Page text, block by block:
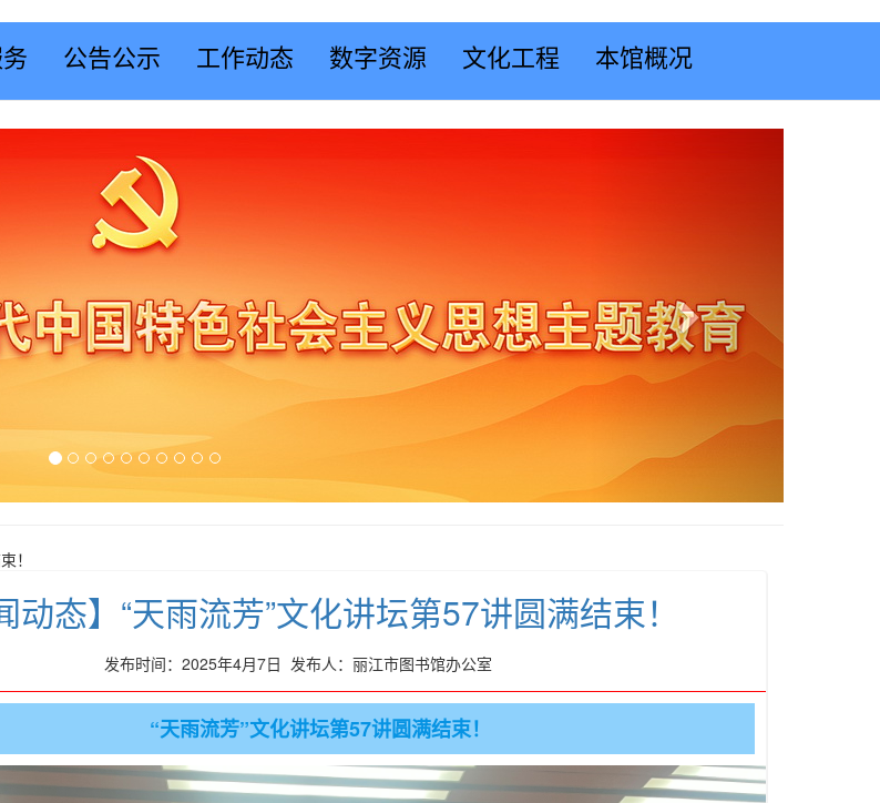
公告公示 工作动态 数字资源 文化工程 本馆概况
！
动态】“天雨流芳”文化讲坛第57讲圆满结束！
发布时间：2025年4月7日 发布人：丽江市图书馆办公室
“天雨流芳”文化讲坛第57讲圆满结束！